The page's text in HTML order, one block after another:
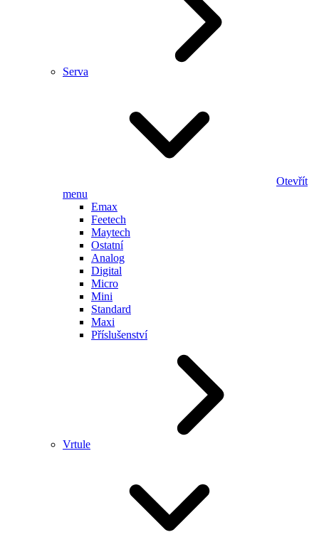
Serva
Otevřít
menu
Emax
Feetech
Maytech
Ostatní
Analog
Digital
Micro
Mini
Standard
Maxi
Příslušenství
Vrtule